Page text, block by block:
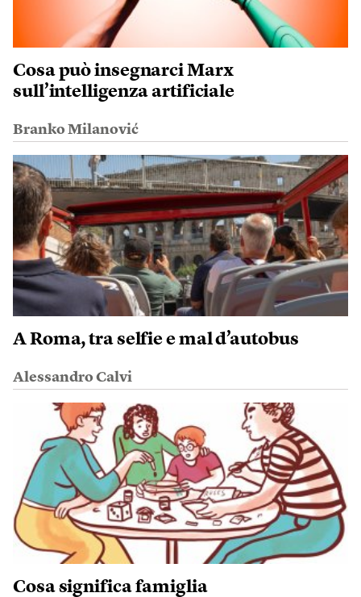
Cosa può insegnarci Marx
sull’intelligenza artificiale
Branko Milanović
A Roma, tra selfie e mal d’autobus
Alessandro Calvi
Cosa significa famiglia